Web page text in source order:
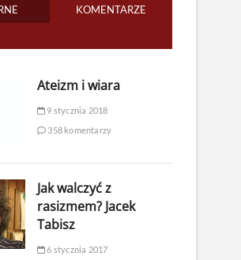
KOMENTARZE
Ateizm i wiara
9 stycznia 2018
358 komentarzy
Jak walczyć z
rasizmem? Jacek
Tabisz
6 stycznia 2017